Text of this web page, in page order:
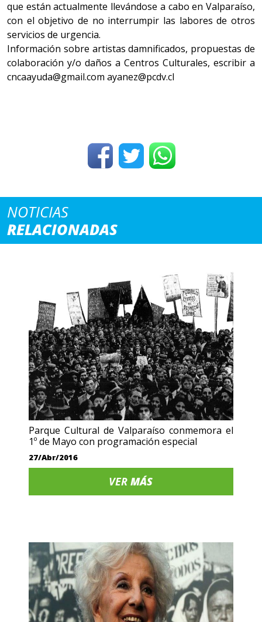
que están actualmente llevándose a cabo en Valparaíso,
con el objetivo de no interrumpir las labores de otros
servicios de urgencia.
Información sobre artistas damnificados, propuestas de
colaboración y/o daños a Centros Culturales, escribir a
cncaayuda@gmail.com ayanez@pcdv.cl
NOTICIAS
RELACIONADAS
Parque Cultural de Valparaíso conmemora el
1º de Mayo con programación especial
27/Abr/2016
VERMÁS